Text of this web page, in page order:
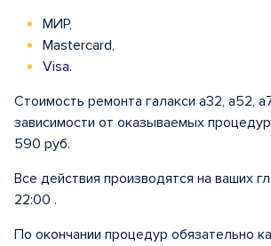
МИР,
Mastercard,
Visa.
Стоимость ремонта галакси а32, а52,
зависимости от оказываемых
590 руб.
Все действия производятся на ваших
22:00 .
По окончании процедур обязательно